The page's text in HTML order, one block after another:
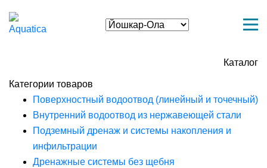
Каталог
Категории товаров
Поверхностный водоотвод (линейный и точечный)
Внутренний водоотвод из нержавеющей стали
Подземный дренаж и системы накопления и
инфильтрации
Дренажные системы без щебня